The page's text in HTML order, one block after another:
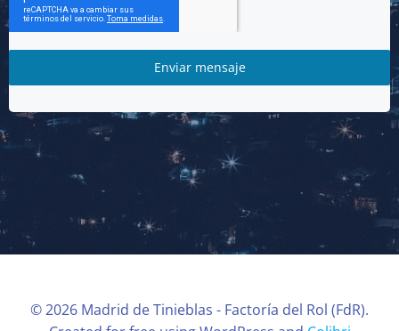
Enviar mensaje
© 2026 Madrid de Tinieblas - Factoría del Rol (FdR).